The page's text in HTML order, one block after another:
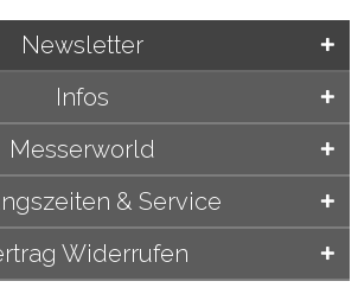
& Service
Infos
Messerworld
Newsletter
Widerrufen